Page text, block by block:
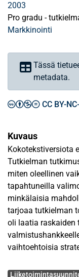
2003
Pro gradu -
Markkinointi
Tässä
metadata.
CC BY-
Kuvaus
Kokotekstiversiota
Tutkielman
miten oleellinen
tapahtuneilla
minkälaisia
tarjoaa tutkielman
oli laatia raskaiden
vaihtoehtoisia
Tutkimusaineisto
Avainsanat